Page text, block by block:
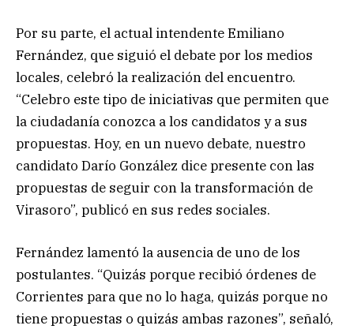
Por su parte, el actual intendente Emiliano
Fernández, que siguió el debate por los medios
locales, celebró la realización del encuentro.
“Celebro este tipo de iniciativas que permiten que
la ciudadanía conozca a los candidatos y a sus
propuestas. Hoy, en un nuevo debate, nuestro
candidato Darío González dice presente con las
propuestas de seguir con la transformación de
Virasoro”, publicó en sus redes sociales.
Fernández lamentó la ausencia de uno de los
postulantes. “Quizás porque recibió órdenes de
Corrientes para que no lo haga, quizás porque no
tiene propuestas o quizás ambas razones”, señaló,